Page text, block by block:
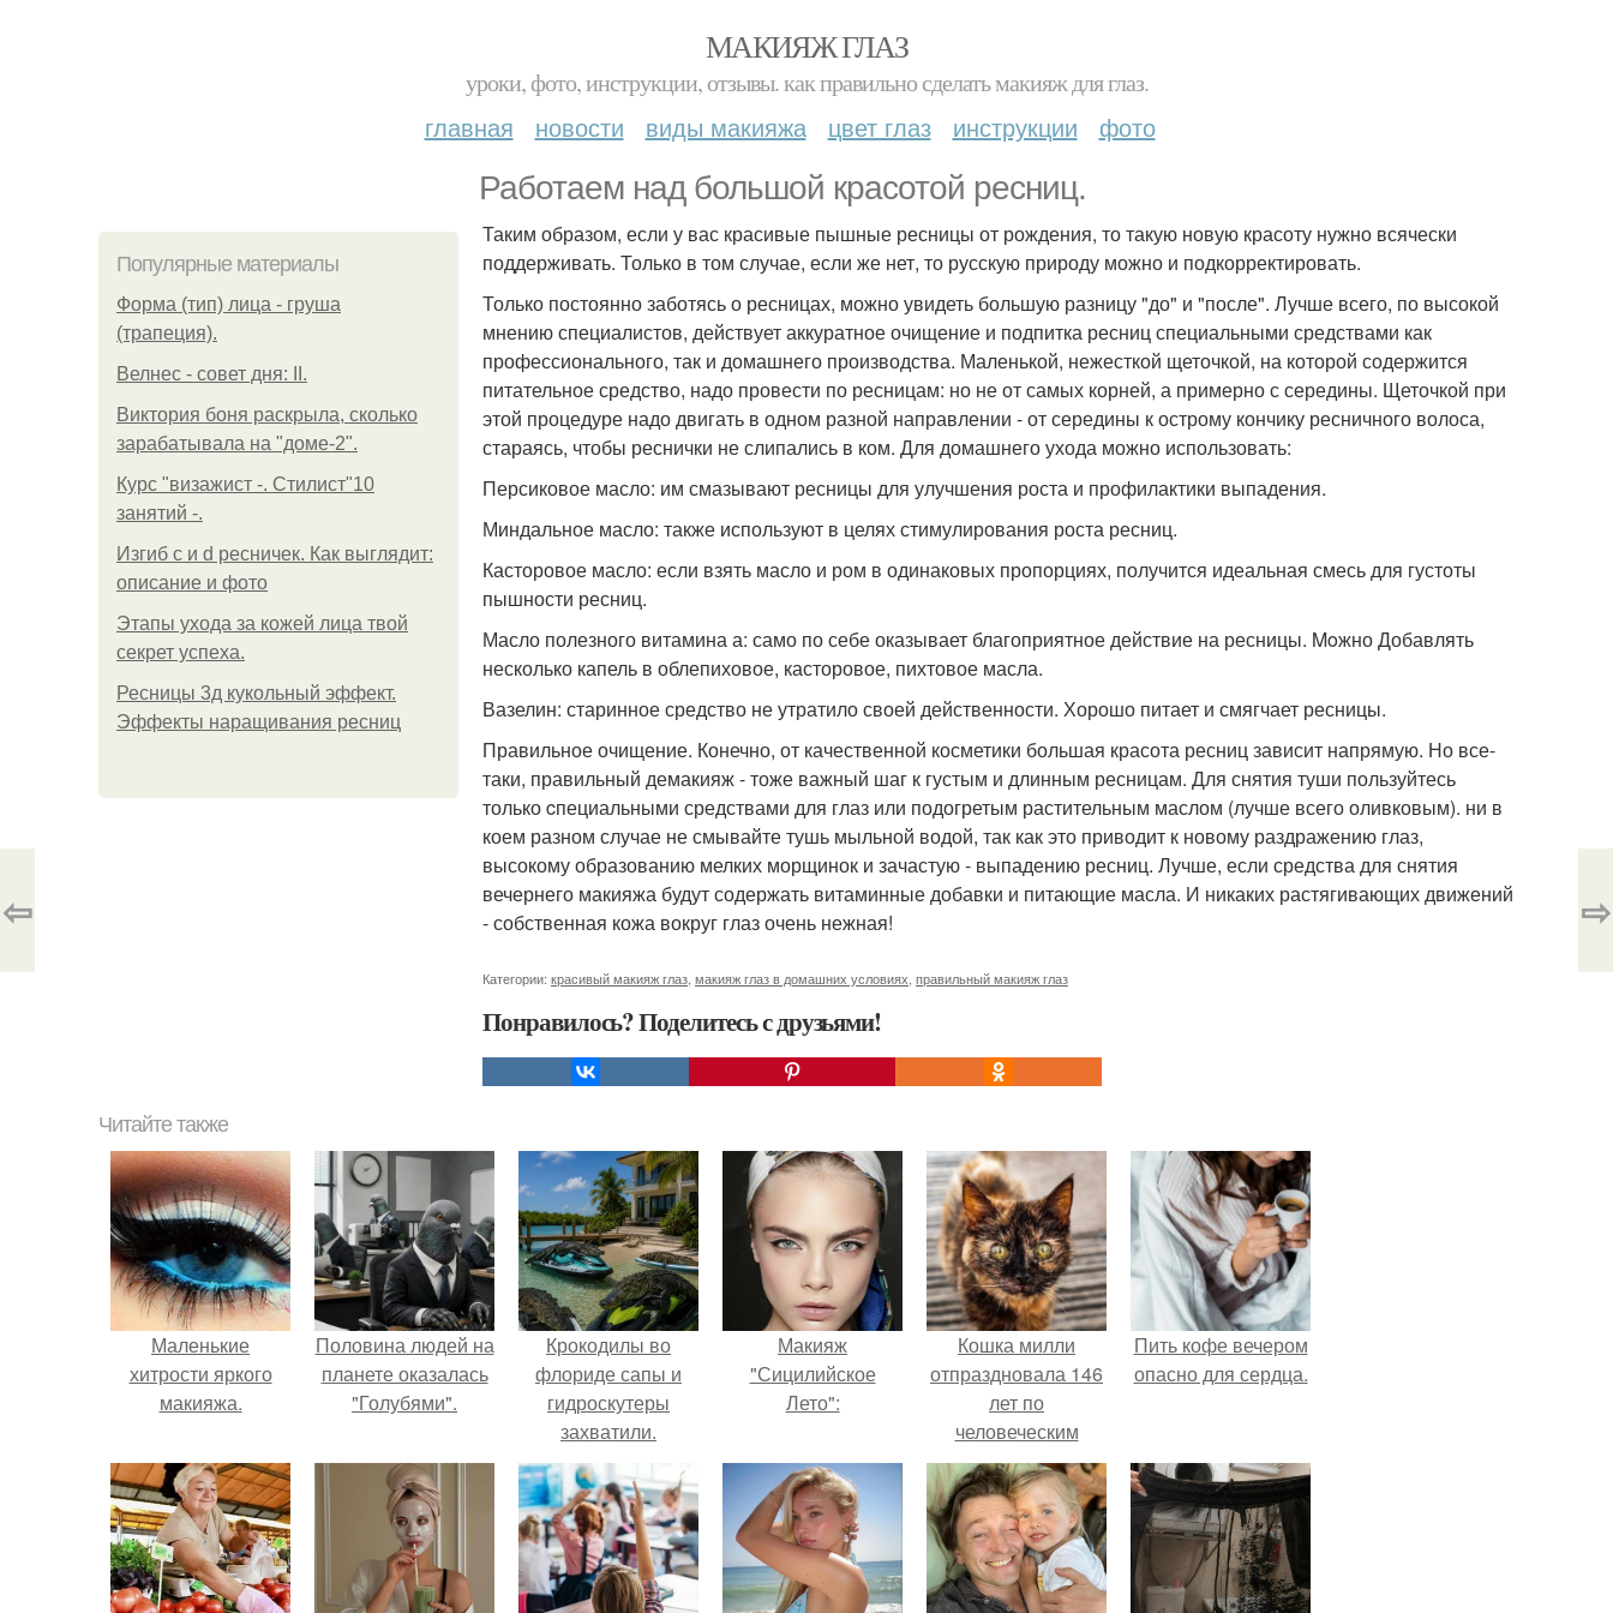
МАКИЯЖ ГЛАЗ
уроки, фото, инструкции, отзывы. как правильно сделать макияж для глаз.
главная новости виды макияжа цвет глаз инструкции фото
Работаем над большой красотой ресниц.
Популярные материалы
Форма (тип) лица - груша
(трапеция).
Велнес - совет дня: II.
Виктория боня раскрыла, сколько
зарабатывала на "доме-2".
Курс "визажист -. Стилист"10
занятий -.
Изгиб c и d ресничек. Как выглядит:
описание и фото
Этапы ухода за кожей лица твой
секрет успеха.
Ресницы 3д кукольный эффект.
Эффекты наращивания ресниц
Таким образом, если у вас красивые пышные ресницы от рождения, то такую новую красоту нужно всячески
поддерживать. Только в том случае, если же нет, то русскую природу можно и подкорректировать.
Только постоянно заботясь о ресницах, можно увидеть большую разницу "до" и "после". Лучше всего, по высокой
мнению специалистов, действует аккуратное очищение и подпитка ресниц специальными средствами как
профессионального, так и домашнего производства. Маленькой, нежесткой щеточкой, на которой содержится
питательное средство, надо провести по ресницам: но не от самых корней, а примерно с середины. Щеточкой при
этой процедуре надо двигать в одном разной направлении - от середины к острому кончику ресничного волоса,
стараясь, чтобы реснички не слипались в ком. Для домашнего ухода можно использовать:
Персиковое масло: им смазывают ресницы для улучшения роста и профилактики выпадения.
Миндальное масло: также используют в целях стимулирования роста ресниц.
Касторовое масло: если взять масло и ром в одинаковых пропорциях, получится идеальная смесь для густоты
пышности ресниц.
Масло полезного витамина а: само по себе оказывает благоприятное действие на ресницы. Moжно Добавлять
несколько капель в облепиховое, касторовое, пихтовое масла.
Вазелин: старинное средство не утратило своей действенности. Хорошо питает и смягчает ресницы.
Правильное очищение. Конечно, от качественной косметики большая красота ресниц зависит напрямую. Но все-
таки, правильный демакияж - тоже важный шаг к густым и длинным ресницам. Для снятия туши пользуйтесь
только cпециальными средствами для глаз или подогретым растительным маслом (лучше всего оливковым). ни в
коем разном случае не смывайте тушь мыльной водой, так как это приводит к новому раздражению глаз,
высокому образованию мелких морщинок и зачастую - выпадению ресниц. Лучше, если средства для снятия
вечернего макияжа будут содержать витаминные добавки и питающие масла. И никаких растягивающих движений
- собственная кожа вокруг глаз очень нежная!
Категории: красивый макияж глаз макияж глаз в домашних условиях правильный макияж глаз
Понравилось? Поделитесь с друзьями!
⇦ ⇨
Читайте также
Маленькие
хитрости яркого
макияжа.
Половина людей на
планете оказалась
"Голубями".
Крокодилы во
флориде сапы и
гидроскутеры
захватили.
Макияж
"Сицилийское
Лето":
Кошка милли
отпраздновала 146
лет по
человеческим
Меркам и
претендует на
звание самой
старой в мире.
Пить кофе вечером
опасно для сердца.